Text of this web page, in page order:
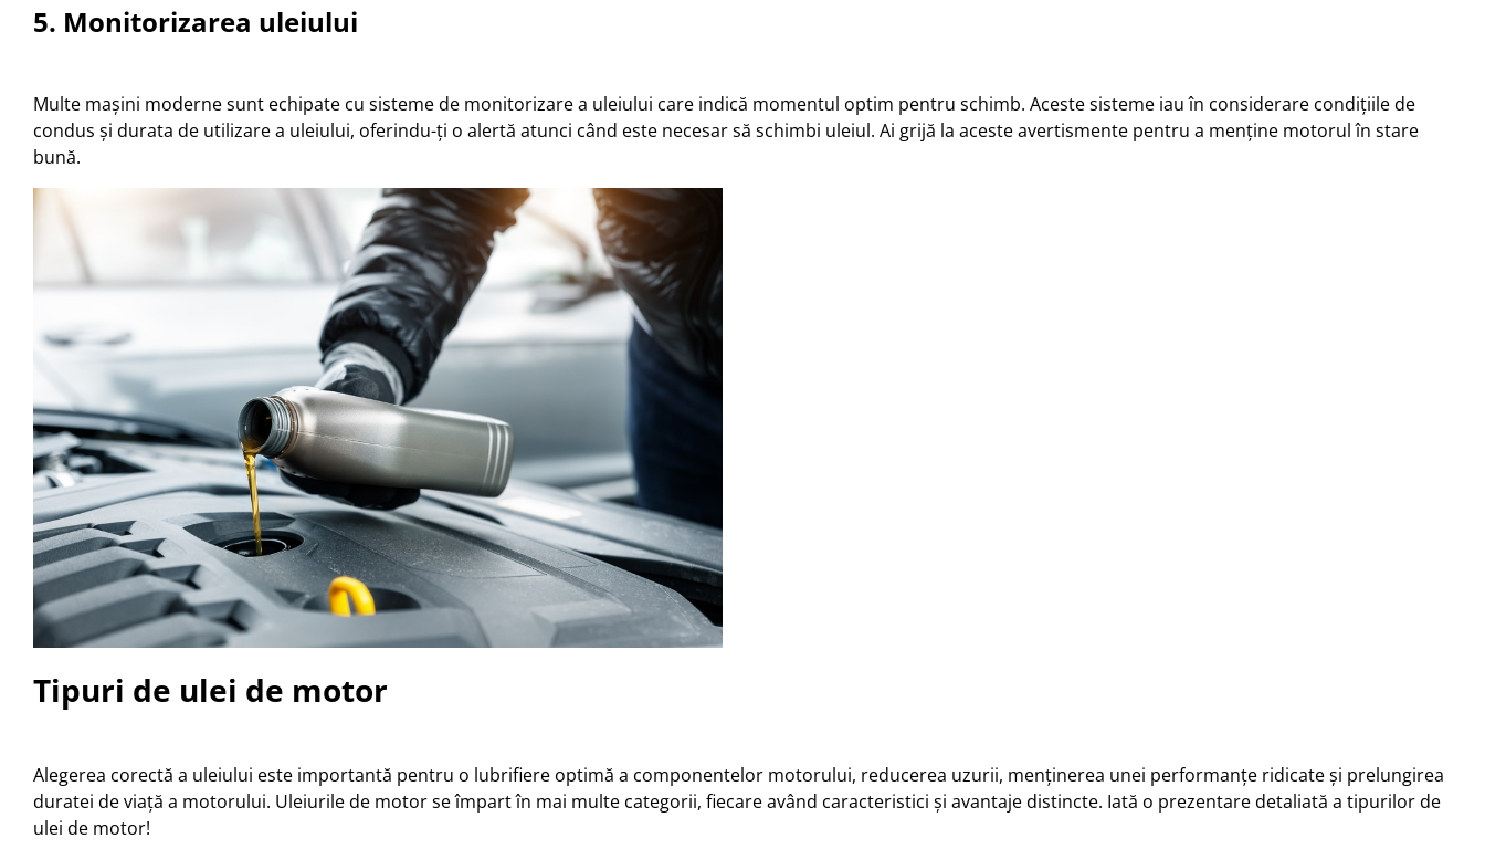
5. Monitorizarea uleiului
Multe mașini moderne sunt echipate cu sisteme de monitorizare a uleiului care indică momentul optim pentru schimb. Aceste sisteme iau în considerare condițiile de
condus și durata de utilizare a uleiului, oferindu-ți o alertă atunci când este necesar să schimbi uleiul. Ai grijă la aceste avertismente pentru a menține motorul în stare
bună.
Tipuri de ulei de motor
Alegerea corectă a uleiului este importantă pentru o lubrifiere optimă a componentelor motorului, reducerea uzurii, menținerea unei performanțe ridicate și prelungirea
duratei de viață a motorului. Uleiurile de motor se împart în mai multe categorii, fiecare având caracteristici și avantaje distincte. Iată o prezentare detaliată a tipurilor de
ulei de motor!